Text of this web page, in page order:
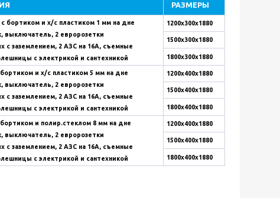
РАЗМЕРЫ
бортиком и х/с пластиком 1 мм на дне
выключатель, 2 евророзетки
с заземлением, 2 АЗС на 16А, съемные
с электрикой и сантехникой
1200х300х1880
1500х300х1880
1800х300х1880
и х/с пластиком 5 мм на дне
выключатель, 2 евророзетки
с заземлением, 2 АЗС на 16А, съемные
с электрикой и сантехникой
1200х400х1880
1500х400х1880
1800х400х1880
и полир.стеклом 8 мм на дне
выключатель, 2 евророзетки
с заземлением, 2 АЗС на 16А, съемные
с электрикой и сантехникой
1200х400х1880
1500х400х1880
1800х400х1880